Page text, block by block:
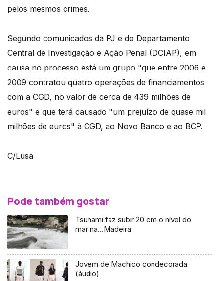
pelos mesmos crimes.
Segundo comunicados da PJ e do Departamento
Central de Investigação e Ação Penal (DCIAP), em
causa no processo está um grupo "que entre 2006 e
2009 contratou quatro operações de financiamentos
com a CGD, no valor de cerca de 439 milhões de
euros" e que terá causado "um prejuízo de quase mil
milhões de euros" à CGD, ao Novo Banco e ao BCP.
C/Lusa
Pode também gostar
Tsunami faz subir 20 cm o nível do
mar na…Madeira
Jovem de Machico condecorada
(áudio)